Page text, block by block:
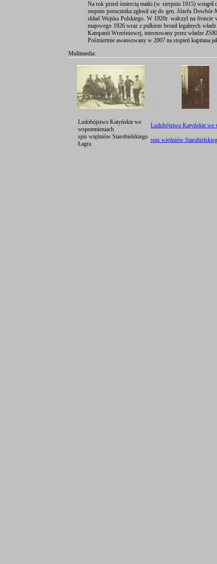
Na rok przed śmiercią matki (w sierpniu 1915)
stopniu porucznika zgłosił się do gen. Józefa
skład Wojska Polskiego. W 1920r. walczył na
majowego 1926 wraz z pułkiem bronił legalnych
Kampanii Wrześniowej, internowany przez władze
Pośmiertnie awansowany w 2007 na stopień kapitana
Multimedia:
Ludobójstwo Katyńskie we
wspomnieniach
Ludobójstwo Katyńskie we
spis więźniów Starobielskiego
Łagra
spis więźniów